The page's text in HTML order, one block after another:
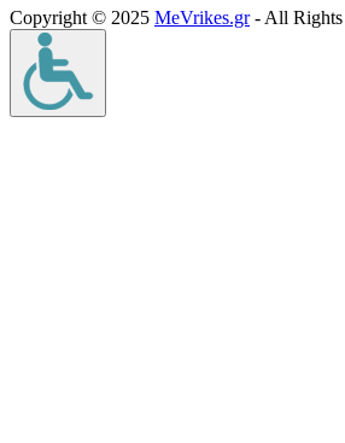
Copyright © 2025 MeVrikes.gr- All Rights